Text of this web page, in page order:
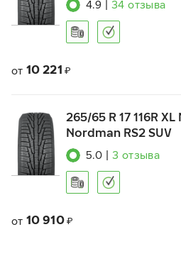
4.9 34 отзыва
от 10 221 ₽
265/65 R 17 116R
Nordman RS2 SUV
5.0 3 отзыва
от 10 910 ₽